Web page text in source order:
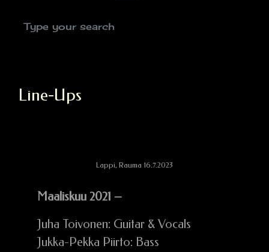
Line-Ups
Lappi, Rauma 16.7.2023
Maaliskuu 2021 –
Juha Toivonen: Guitar & Vocals
Jukka-Pekka Piirto: Bass